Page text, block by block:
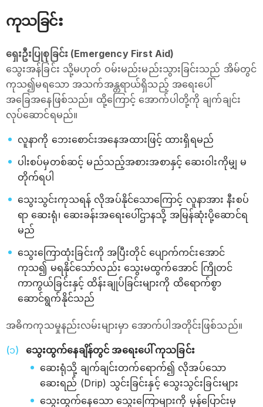
ကုသခြင်း
ရှေးဦးပြုစုခြင်း (Emergency First Aid)
သွေးအန်ခြင်း သို့မဟုတ် ဝမ်းမည်းမည်းသွားခြင်းသည် အိမ်တွင်
ကုသ၍မရသော အသက်အန္တရာယ်ရှိသည့် အရေးပေါ်
အခြေအနေဖြစ်သည်။ ထို့ကြောင့် အောက်ပါတို့ကို ချက်ချင်း
လုပ်ဆောင်ရမည်။
လူနာကို ဘေးစောင်းအနေအထားဖြင့် ထားရှိရမည်
ပါးစပ်မှတစ်ဆင့် မည်သည့်အစားအစာနှင့် ဆေးဝါးကိုမျှ မ
တိုက်ရပါ
သွေးသွင်းကုသရန် လိုအပ်နိုင်သောကြောင့် လူနာအား နီးစပ်
ရာ ဆေးရုံ၊ ဆေးခန်းအရေးပေါ်ဌာနသို့ အမြန်ဆုံးပို့ဆောင်ရ
မည်
သွေးကြောထုံးခြင်းကို အပြီးတိုင် ပျောက်ကင်းအောင်
ကုသ၍ မရနိုင်သော်လည်း သွေးမထွက်အောင် ကြိုတင်
ကာကွယ်ခြင်းနှင့် ထိန်းချုပ်ခြင်းများကို ထိရောက်စွာ
ဆောင်ရွက်နိုင်သည်
အဓိကကုသမှုနည်းလမ်းများမှာ အောက်ပါအတိုင်းဖြစ်သည်။
သွေးထွက်နေချိန်တွင် အရေးပေါ် ကုသခြင်း
ဆေးရုံသို့ ချက်ချင်းတက်ရောက်၍ လိုအပ်သော
ဆေးရည် (Drip) သွင်းခြင်းနှင့် သွေးသွင်းခြင်းများ
သွေးထွက်နေသော သွေးကြောများကို မှန်ပြောင်းမှ